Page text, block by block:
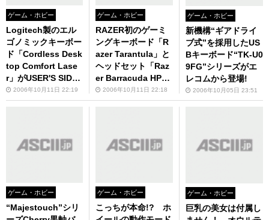
ゲーム・ホビー
Logitech製のエル
ゴノミックキーボー
ド「Cordless Desk
top Comfort Lase
r」がUSER'S SIDE
本店に入荷!
2006年10月11日 22:19
ゲーム・ホビー
RAZER初のゲーミ
ングキーボード「R
azer Tarantula」と
ヘッドセット「Raz
er Barracuda HP-1
Gaming Headphon
es」が本日デビュ
2006年10月11日 22:18
ゲーム・ホビー
新機構“ギアドライ
ブ式”を採用したUS
Bキーボード“TK-U0
9FG”シリーズがエ
レコムから登場!
2006年10月05日 23:51
ゲーム・ホビー
“Majestouch”シリ
ゲーム・ホビー
こっちが本命!? ホ
ゲーム・ホビー
巨乳の美女は付属し